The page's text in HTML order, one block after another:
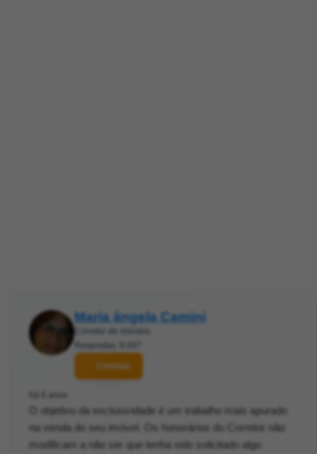
Maria ângela Camini
Corretor de imóveis
Respostas: 8.097
Contatar
há 6 anos
O objetivo da exclusividade é um trabalho mais apurado
na venda do seu imóvel. Os honorários do Corretor não
modificam a não ser que tenha sido solicitado algo